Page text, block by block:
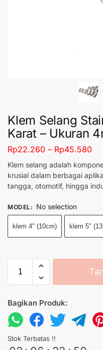
Klem Selang
Karat – Ukuran
Rp22.260 – Rp45.580
Klem selang adalah
krusial dalam berbagai
tangga, otomotif, hingga
MODEL : No selection
klem 4" (10cm) klem 5"
Bagikan Produk:
Stok Terbatas !!